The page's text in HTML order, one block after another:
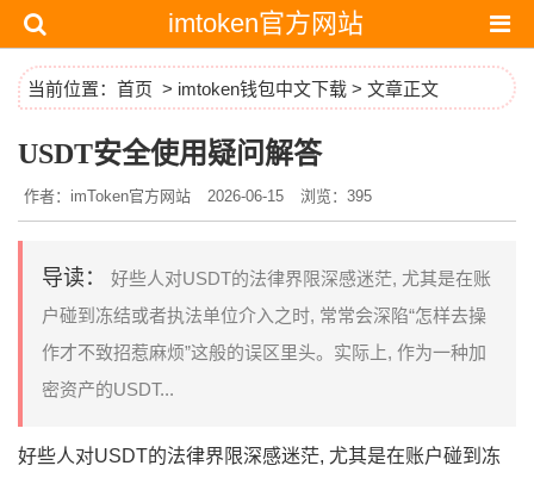
imtoken官方网站
当前位置： 首页 > imtoken钱包中文下载 > 文章正文
USDT安全使用疑问解答
作者：imToken官方网站 2026-06-15 浏览：395
导读：
好些人对USDT的法律界限深感迷茫, 尤其是在账
户碰到冻结或者执法单位介入之时, 常常会深陷“怎样去操
作才不致招惹麻烦”这般的误区里头。实际上, 作为一种加
密资产的USDT...
好些人对USDT的法律界限深感迷茫, 尤其是在账户碰到冻